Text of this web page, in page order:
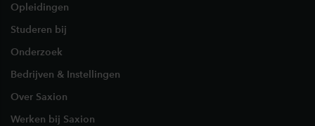
Opleidingen
Studeren bij
Onderzoek
Bedrijven & Instellingen
Over Saxion
Werken bij Saxion